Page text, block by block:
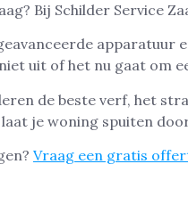
Bij Schilder Service
apparatuur
uit of het nu gaat om
de beste verf, het
je woning spuiten
Vraag een gratis